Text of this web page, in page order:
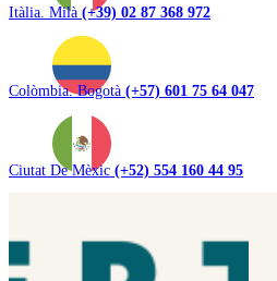
Itàlia. Milà (+39) 02 87 368 972
Colòmbia. Bogotà (+57) 601 75 64 047
Ciutat De Mèxic (+52) 554 160 44 95